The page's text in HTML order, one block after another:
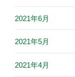
2021年6月
2021年5月
2021年4月